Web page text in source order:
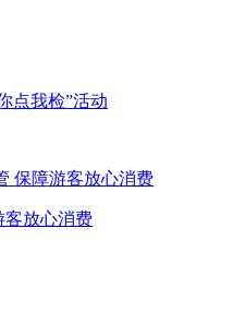
点我检”活动
客放心消费